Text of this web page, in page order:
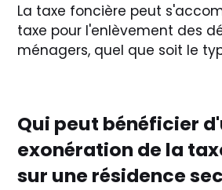
La taxe foncière peut
taxe pour l'enlèvement des
ménagers, quel que soit le
Qui peut bénéficier
exonération de la
sur une résidence